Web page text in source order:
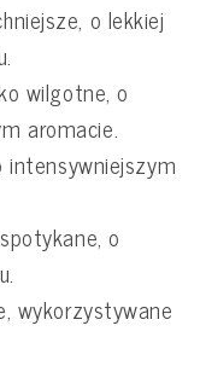
o lekkiej
wilgotne, o
aromacie.
o
wykorzystywane